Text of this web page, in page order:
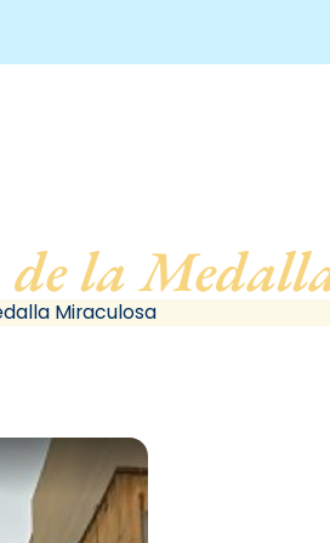
la
Miraculosa